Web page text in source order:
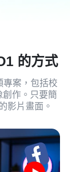
的方式
專案，包括校
創作。只要簡
影片畫面。